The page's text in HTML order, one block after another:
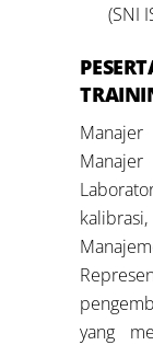
(SNI
yang